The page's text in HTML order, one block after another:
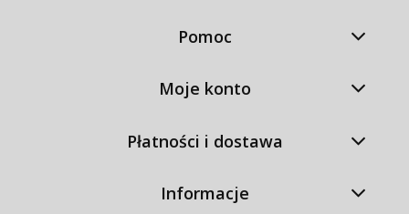
Pomoc
Moje konto
Płatności i dostawa
Informacje